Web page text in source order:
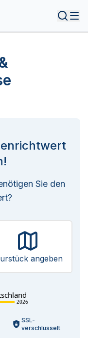
Sie den
angeben
2026
SSL-
verschlüsselt